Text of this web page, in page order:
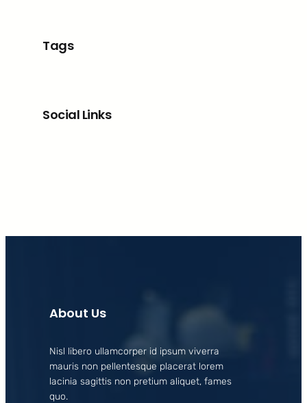
Tags
Social Links
About Us
Nisl libero ullamcorper id ipsum viverra
mauris non pellentesque placerat lorem
lacinia sagittis non pretium aliquet, fames
quo.